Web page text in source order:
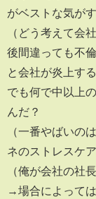
がベストな気がす
（どう考えて会
後間違っても不
と会社が炎上する
でも何で中以上
んだ？
（一番やばいの
ネのストレスケ
（俺が会社の社
→場合によって